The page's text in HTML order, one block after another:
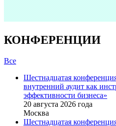
КОНФЕРЕНЦИИ
Все
Шестнадцатая
внутренний аудит как
эффективности бизнеса»
20 августа 2026 года
Москва
Шестнадцатая